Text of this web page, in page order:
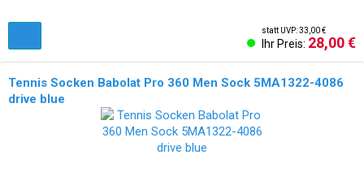
statt UVP: 33,00 €
Ihr Preis: 28,00 €
Tennis Socken Babolat Pro 360 Men Sock 5MA1322-4086
drive blue